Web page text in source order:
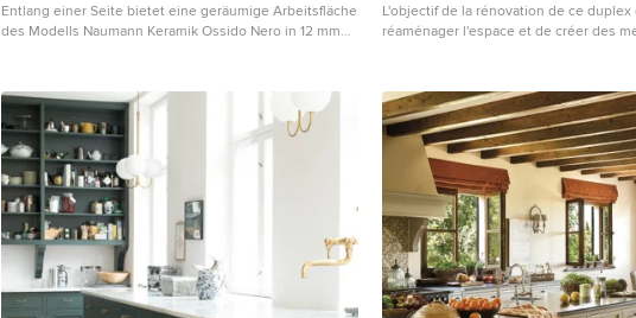
Entlang einer Seite bietet eine geräumige Arbeitsfläche
des Modells Naumann Keramik Ossido Nero in 12 mm
dass sich kurze Arbeitswege bieten, die auch zum
seitlichen Schrankbereich mit dem hoch eingebauten
Backofen führen.
L'objectif de la rénovation de ce duplex
réaménager l'espace et de créer des
dans les pièces de vie. La nouvelle
s'ouvre maintenant sur le séjour. Un
dinatoire a été réalisé pour plus de
chambre parentale, nous avons conçu
graphique en noyer qui donne du
Esthétique et pratique, le nouvel
intègre des rangements astucieux ! A
maitresse du salon d'été est son
mesure, tout en contraste avec ses
niche en bois. Le résultat : un duplex
fonctionnel !